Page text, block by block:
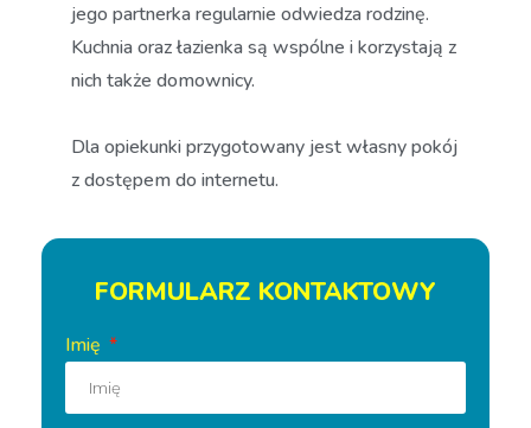
jego partnerka regularnie odwiedza rodzinę.
Kuchnia oraz łazienka są wspólne i korzystają z
nich także domownicy.
Dla opiekunki przygotowany jest własny pokój
z dostępem do internetu.
FORMULARZ KONTAKTOWY
Imię